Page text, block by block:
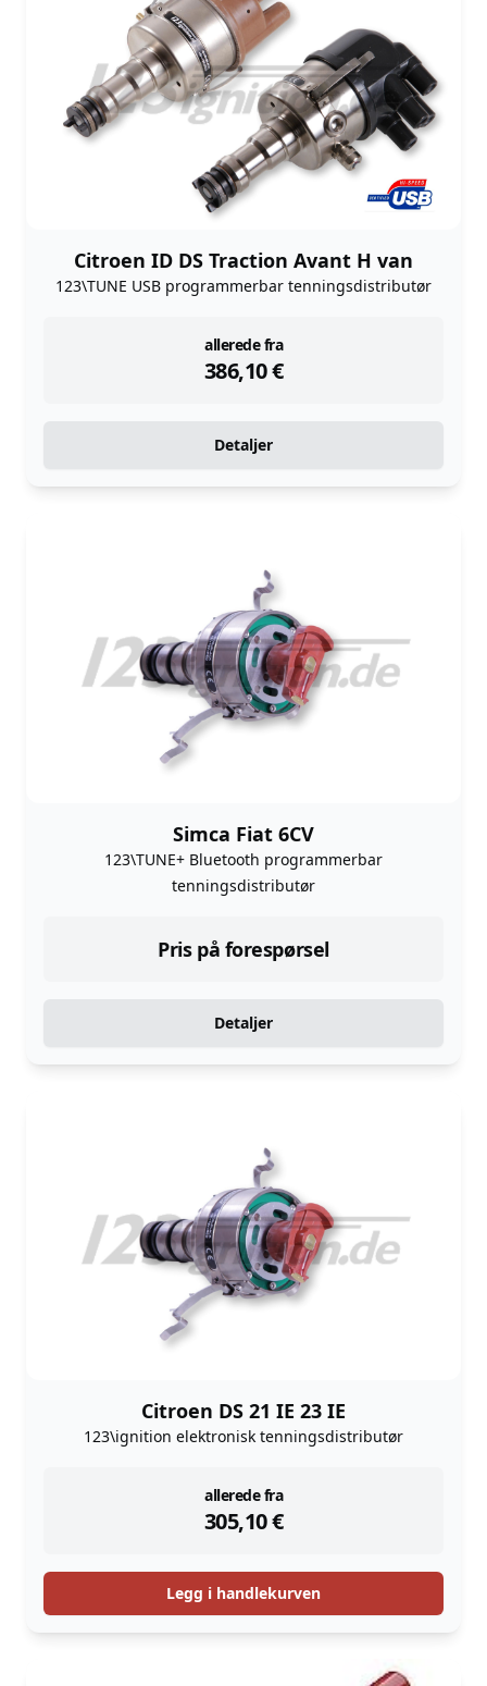
Citroen ID DS Traction Avant H van
123\TUNE USB programmerbar tenningsdistributør
allerede fra
386,10€
instock
Detaljer
Simca Fiat 6CV
123\TUNE+ Bluetooth programmerbar
tenningsdistributør
Pris på forespørsel
Detaljer
Citroen DS 21 IE 23 IE
123\ignition elektronisk tenningsdistributør
allerede fra
305,10€
instock
Legg i handlekurven